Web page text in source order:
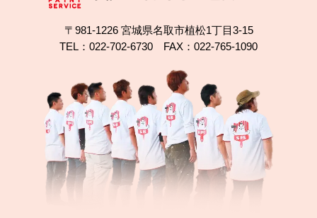
2024.04.11
塗装会社が多くて悩んだ結果、信頼できる業者に出
会えました！
〒981-1226 宮城県名取市植松1丁目3-15
TEL：022-702-6730 FAX：022-765-1090